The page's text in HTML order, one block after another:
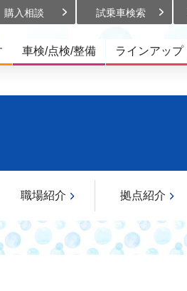
車検/点検/整備 ラインアップ
購入相談 試乗車検索
職場紹介 拠点紹介